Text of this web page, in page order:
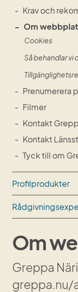
Krav och
Om
Cookies
Så behandlar
Prenumerera
Filmer
Kontakt
Kontakt
Tyck till om
Profilprodukter
Om
Greppa
greppa.nu/